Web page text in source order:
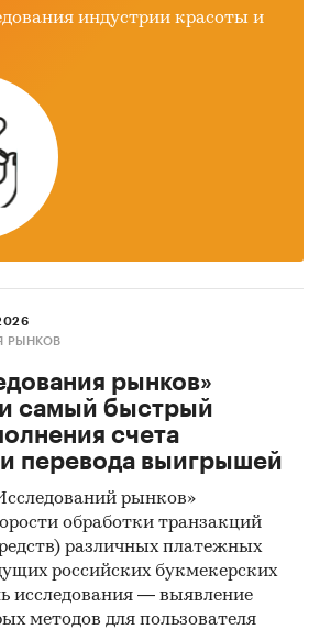
/
индустрии красоты и
РЫНКОВ
рынков»
самый быстрый
счета
перевода выигрышей
рынков»
обработки транзакций
различных платежных
российских букмекерских
исследования — выявление
методов для пользователя